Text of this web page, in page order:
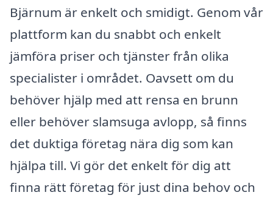
Bjärnum är enkelt och smidigt. Genom vår
plattform kan du snabbt och enkelt
jämföra priser och tjänster från olika
specialister i området. Oavsett om du
behöver hjälp med att rensa en brunn
eller behöver slamsuga avlopp, så finns
det duktiga företag nära dig som kan
hjälpa till. Vi gör det enkelt för dig att
finna rätt företag för just dina behov och